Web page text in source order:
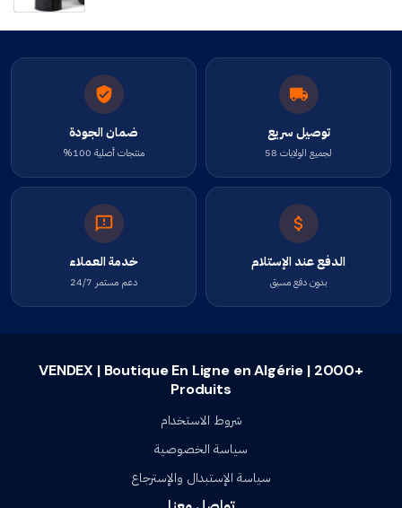
توصيل سريع
لجميع الولايات 58
ضمان الجودة
منتجات أصلية 100%
الدفع عند الإستلام
بدون دفع مسبق
خدمة العملاء
دعم مستمر 24/7
VENDEX | Boutique En Ligne en Algérie | 2000+
Produits
شروط الاستخدام
سياسة الخصوصية
سياسة الإستبدال والإسترجاع